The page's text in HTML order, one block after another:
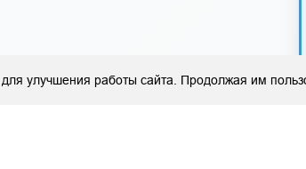
улучшения работы сайта. Продолжая им